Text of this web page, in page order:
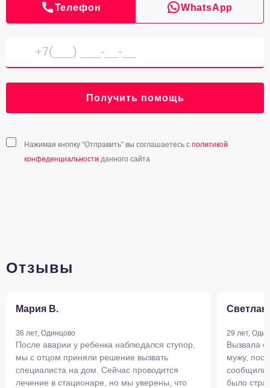
Телефон WhatsApp
Получить помощь
Нажимая кнопку “Отправить” вы соглашаетесь с политикой
конфеденциальности данного сайта
Отзывы
Мария В.
36 лет, Одинцово
После аварии у ребенка наблюдался ступор,
мы с отцом приняли решение вызвать
специалиста на дом. Сейчас проводится
лечение в стационаре, но мы уверены, что
29 лет,
Вызвала
мужу,
сообщили
было